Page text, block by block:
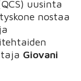
uusinta
nostaa
Giovani